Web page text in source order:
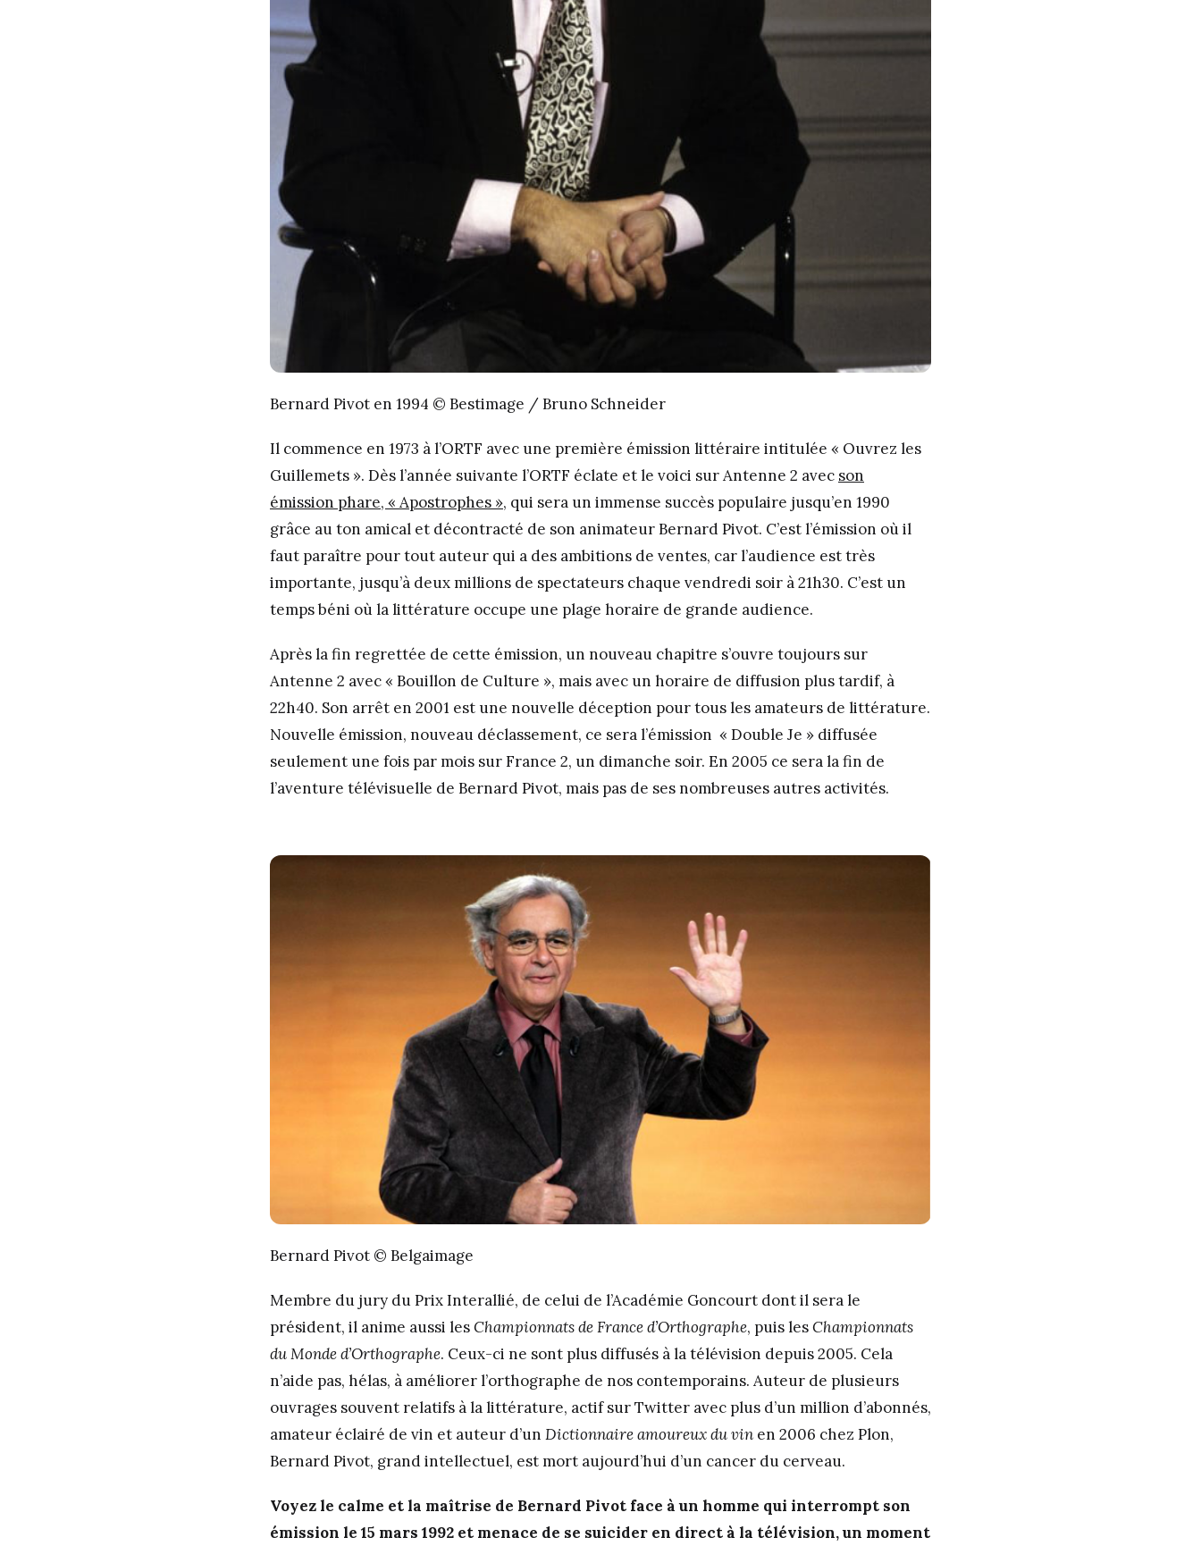
Bernard Pivot en 1994 © Bestimage / Bruno Schneider
Il commence en 1973 à l’ORTF avec une première émission littéraire intitulée « Ouvrez les
Guillemets ». Dès l’année suivante l’ORTF éclate et le voici sur Antenne 2 avec son
émission phare, « Apostrophes », qui sera un immense succès populaire jusqu’en 1990
grâce au ton amical et décontracté de son animateur Bernard Pivot. C’est l’émission où il
faut paraître pour tout auteur qui a des ambitions de ventes, car l’audience est très
importante, jusqu’à deux millions de spectateurs chaque vendredi soir à 21h30. C’est un
temps béni où la littérature occupe une plage horaire de grande audience.
Après la fin regrettée de cette émission, un nouveau chapitre s’ouvre toujours sur
Antenne 2 avec « Bouillon de Culture », mais avec un horaire de diffusion plus tardif, à
22h40. Son arrêt en 2001 est une nouvelle déception pour tous les amateurs de littérature.
Nouvelle émission, nouveau déclassement, ce sera l’émission « Double Je » diffusée
seulement une fois par mois sur France 2, un dimanche soir. En 2005 ce sera la fin de
l’aventure télévisuelle de Bernard Pivot, mais pas de ses nombreuses autres activités.
Bernard Pivot © Belgaimage
Membre du jury du Prix Interallié, de celui de l’Académie Goncourt dont il sera le
président, il anime aussi lesChampionnats de France d’Orthographe, puis lesChampionnats
du Monde d’Orthographe. Ceux-ci ne sont plus diffusés à la télévision depuis 2005. Cela
n’aide pas, hélas, à améliorer l’orthographe de nos contemporains. Auteur de plusieurs
ouvrages souvent relatifs à la littérature, actif sur Twitter avec plus d’un million d’abonnés,
amateur éclairé de vin et auteur d’un Dictionnaire amoureux du vin en 2006 chez Plon,
Bernard Pivot, grand intellectuel, est mort aujourd’hui d’un cancer du cerveau.
Voyez le calme et la maîtrise de Bernard Pivot face à un homme qui interrompt son
émission le 15 mars 1992 et menace de se suicider en direct à la télévision, un moment